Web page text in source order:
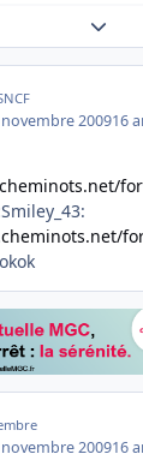
novembre 200916
novembre 200916